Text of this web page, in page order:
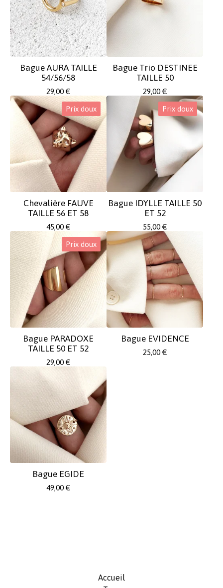
Bague AURA TAILLE
54/56/58
29,00 €
Bague Trio DESTINEE
TAILLE 50
29,00 €
Prix doux
Chevalière FAUVE
TAILLE 56 ET 58
45,00 €
Prix doux
Bague IDYLLE TAILLE 50
ET 52
55,00 €
Prix doux
Bague PARADOXE
TAILLE 50 ET 52
29,00 €
Bague EVIDENCE
25,00 €
Bague EGIDE
49,00 €
Accueil